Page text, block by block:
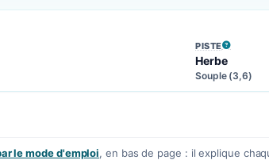
PISTE
, VOIR LA
Herbe
Souple (3,6)
le mode d'emploi, en bas de page : il explique